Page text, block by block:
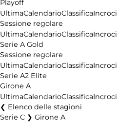
Playoff
UltimaCalendarioClassificaIncroci
Sessione regolare
UltimaCalendarioClassificaIncroci
Serie A Gold
Sessione regolare
UltimaCalendarioClassificaIncroci
Serie A2 Elite
Girone A
UltimaCalendarioClassificaIncroci
Elenco delle stagioni
Serie C ❯ Girone A